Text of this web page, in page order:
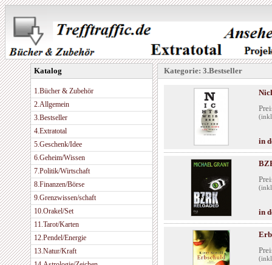
Katalog
1.Bücher & Zubehör
2.Allgemein
3.Bestseller
4.Extratotal
5.Geschenk/Idee
6.Geheim/Wissen
7.Politik/Wirtschaft
8.Finanzen/Börse
9.Grenzwissen/schaft
10.Orakel/Set
11.Tarot/Karten
12.Pendel/Energie
13.Natur/Kraft
Kategorie: 3.Bestseller
in
in